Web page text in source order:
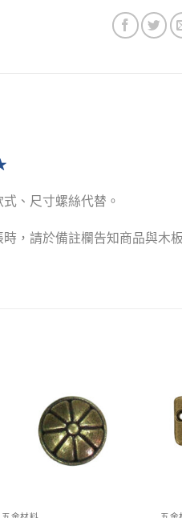
、尺寸螺絲代替 。
，請於備註欄告知商品與木
wishlist